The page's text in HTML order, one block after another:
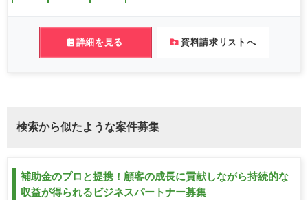
詳細を見る 資料請求リストへ
検索から似たような案件募集
補助金のプロと提携！顧客の成長に貢献しながら持続的な
収益が得られるビジネスパートナー募集